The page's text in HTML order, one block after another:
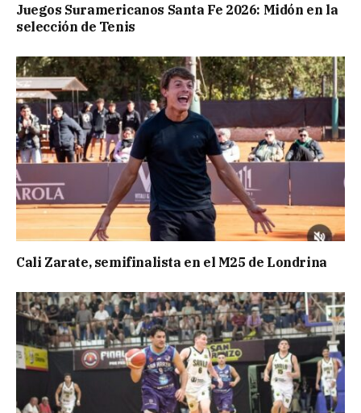
Juegos Suramericanos Santa Fe 2026: Midón en la
selección de Tenis
Cali Zarate, semifinalista en el M25 de Londrina